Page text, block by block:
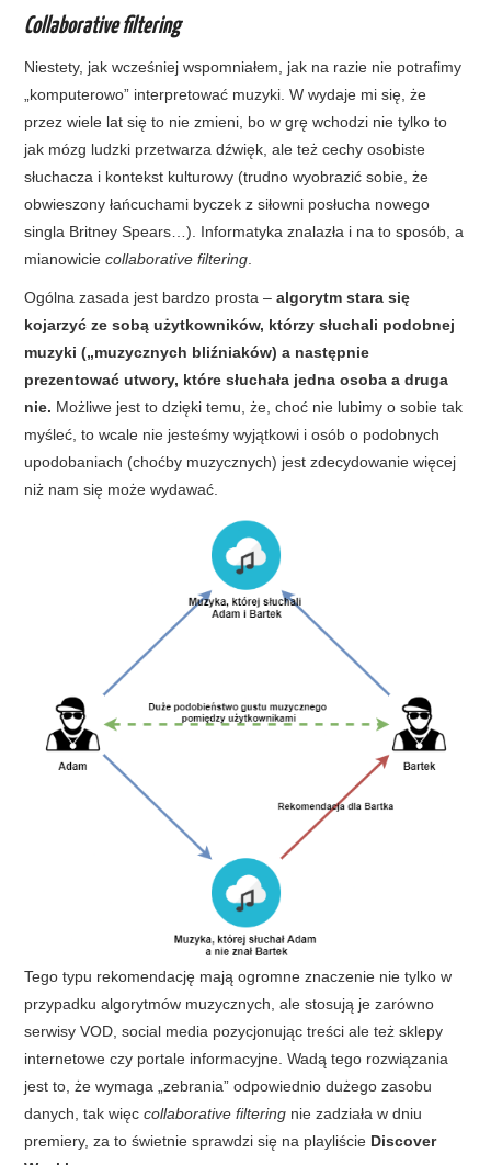
Collaborative filtering
Niestety, jak wcześniej wspomniałem, jak na razie nie potrafimy
„komputerowo” interpretować muzyki. W wydaje mi się, że
przez wiele lat się to nie zmieni, bo w grę wchodzi nie tylko to
jak mózg ludzki przetwarza dźwięk, ale też cechy osobiste
słuchacza i kontekst kulturowy (trudno wyobrazić sobie, że
obwieszony łańcuchami byczek z siłowni posłucha nowego
singla Britney Spears…). Informatyka znalazła i na to sposób, a
mianowiciecollaborative filtering
Ogólna zasada jest bardzo prosta –algorytm stara się
kojarzyć ze sobą użytkowników, którzy słuchali podobnej
muzyki („muzycznych bliźniaków) a następnie
prezentować utwory, które słuchała jedna osoba a druga
nie. Możliwe jest to dzięki temu, że, choć nie lubimy o sobie tak
myśleć, to wcale nie jesteśmy wyjątkowi i osób o podobnych
upodobaniach (choćby muzycznych) jest zdecydowanie więcej
niż nam się może wydawać.
Tego typu rekomendację mają ogromne znaczenie nie tylko w
przypadku algorytmów muzycznych, ale stosują je zarówno
serwisy VOD, social media pozycjonując treści ale też sklepy
internetowe czy portale informacyjne. Wadą tego rozwiązania
jest to, że wymaga „zebrania” odpowiednio dużego zasobu
danych, tak więccollaborative filtering nie zadziała w dniu
premiery, za to świetnie sprawdzi się na playliście Discover